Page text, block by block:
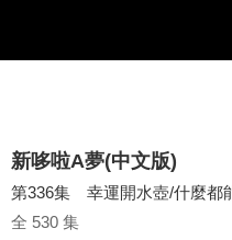
新哆啦A夢(中文版)
第336集 幸運開水壺/什麼都
全 530 集